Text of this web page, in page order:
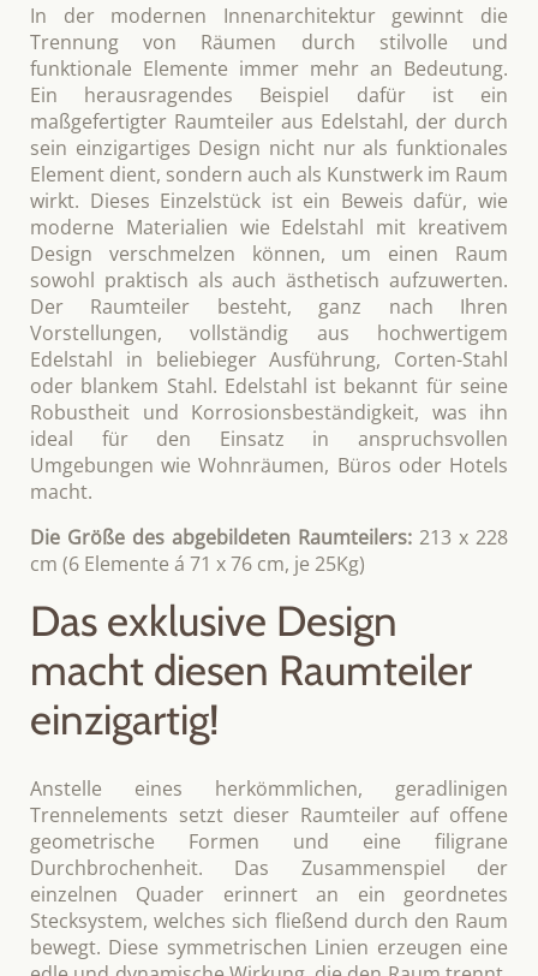
In der modernen Innenarchitektur gewinnt die
Trennung von Räumen durch stilvolle und
funktionale Elemente immer mehr an Bedeutung.
Ein herausragendes Beispiel dafür ist ein
maßgefertigter Raumteiler aus Edelstahl, der durch
sein einzigartiges Design nicht nur als funktionales
Element dient, sondern auch als Kunstwerk im Raum
wirkt. Dieses Einzelstück ist ein Beweis dafür, wie
moderne Materialien wie Edelstahl mit kreativem
Design verschmelzen können, um einen Raum
sowohl praktisch als auch ästhetisch aufzuwerten.
Der Raumteiler besteht, ganz nach Ihren
Vorstellungen, vollständig aus hochwertigem
Edelstahl in beliebieger Ausführung, Corten-Stahl
oder blankem Stahl. Edelstahl ist bekannt für seine
Robustheit und Korrosionsbeständigkeit, was ihn
ideal für den Einsatz in anspruchsvollen
Umgebungen wie Wohnräumen, Büros oder Hotels
macht.
Die Größe des abgebildeten Raumteilers: 213 x 228
cm (6 Elemente á 71 x 76 cm, je 25Kg)
Das exklusive Design
macht diesen Raumteiler
einzigartig!
Anstelle eines herkömmlichen, geradlinigen
Trennelements setzt dieser Raumteiler auf offene
geometrische Formen und eine filigrane
Durchbrochenheit. Das Zusammenspiel der
einzelnen Quader erinnert an ein geordnetes
Stecksystem, welches sich fließend durch den Raum
bewegt. Diese symmetrischen Linien erzeugen eine